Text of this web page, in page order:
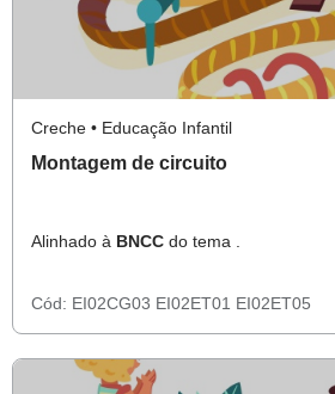
Creche • Educação Infantil
Montagem de circuito
Alinhado à BNCC do tema .
Cód: EI02CG03 EI02ET01 EI02ET05